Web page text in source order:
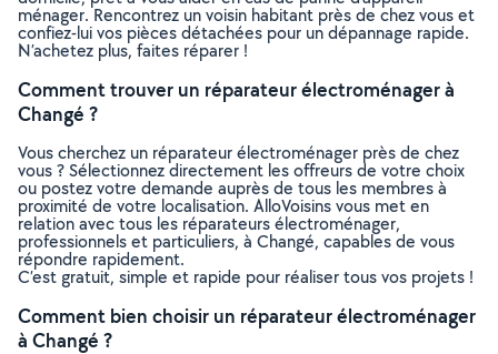
ménager. Rencontrez un voisin habitant près de chez vous et
confiez-lui vos pièces détachées pour un dépannage rapide.
N’achetez plus, faites réparer !
Comment trouver un réparateur électroménager à
Changé ?
Vous cherchez un réparateur électroménager près de chez
vous ? Sélectionnez directement les offreurs de votre choix
ou postez votre demande auprès de tous les membres à
proximité de votre localisation. AlloVoisins vous met en
relation avec tous les réparateurs électroménager,
professionnels et particuliers, à Changé, capables de vous
répondre rapidement.
C’est gratuit, simple et rapide pour réaliser tous vos projets !
Comment bien choisir un réparateur électroménager
à Changé ?